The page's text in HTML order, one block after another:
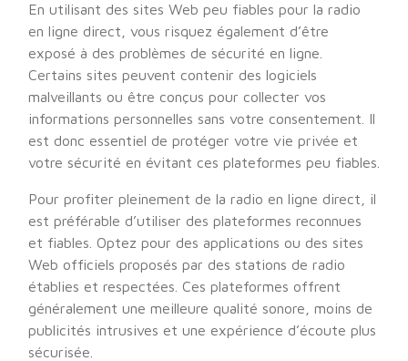
En utilisant des sites Web peu fiables pour la radio
en ligne direct, vous risquez également d’être
exposé à des problèmes de sécurité en ligne.
Certains sites peuvent contenir des logiciels
malveillants ou être conçus pour collecter vos
informations personnelles sans votre consentement. Il
est donc essentiel de protéger votre vie privée et
votre sécurité en évitant ces plateformes peu fiables.
Pour profiter pleinement de la radio en ligne direct, il
est préférable d’utiliser des plateformes reconnues
et fiables. Optez pour des applications ou des sites
Web officiels proposés par des stations de radio
établies et respectées. Ces plateformes offrent
généralement une meilleure qualité sonore, moins de
publicités intrusives et une expérience d’écoute plus
sécurisée.